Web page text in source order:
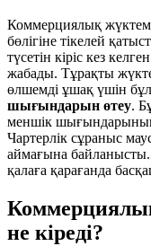
Коммерциялық
бөлігіне тікелей
түсетін кіріс кез
жабады. Тұрақты
өлшемді ұшақ үшін бұл
шығындарын өтеу.
меншік
Чартерлік сұраныс
аймағына
қалаға қарағанда
не кіреді?